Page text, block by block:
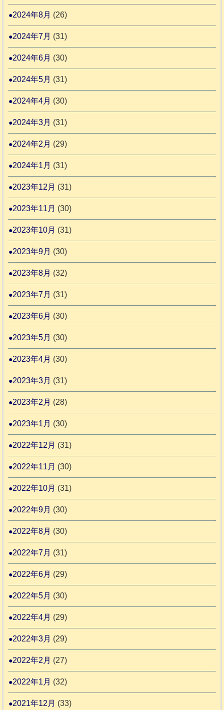
2024年8月 (26)
2024年7月 (31)
2024年6月 (30)
2024年5月 (31)
2024年4月 (30)
2024年3月 (31)
2024年2月 (29)
2024年1月 (31)
2023年12月 (31)
2023年11月 (30)
2023年10月 (31)
2023年9月 (30)
2023年8月 (32)
2023年7月 (31)
2023年6月 (30)
2023年5月 (30)
2023年4月 (30)
2023年3月 (31)
2023年2月 (28)
2023年1月 (30)
2022年12月 (31)
2022年11月 (30)
2022年10月 (31)
2022年9月 (30)
2022年8月 (30)
2022年7月 (31)
2022年6月 (29)
2022年5月 (30)
2022年4月 (29)
2022年3月 (29)
2022年2月 (27)
2022年1月 (32)
2021年12月 (33)